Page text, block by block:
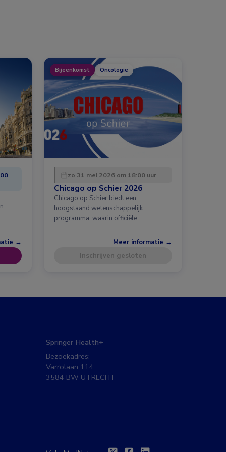
→
Bijeenkomst Oncologie
zo 31 mei 2026 om 18:00 uur
Chicago op Schier 2026
Chicago op Schier biedt een
hoogstaand wetenschappelijk
programma, waarin officiële …
Meer informatie →
Inschrijven gesloten
Springer Health+
Bezoekadres:
Varrolaan 114
3584 BW UTRECHT